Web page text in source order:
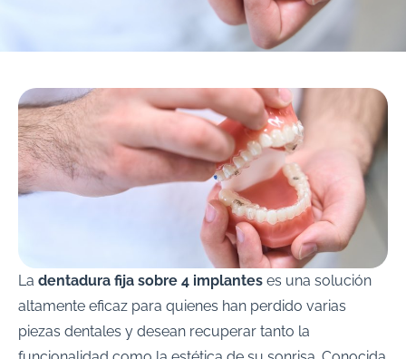
La dentadura fija sobre 4 implantes es una solución
altamente eficaz para quienes han perdido varias
piezas dentales y desean recuperar tanto la